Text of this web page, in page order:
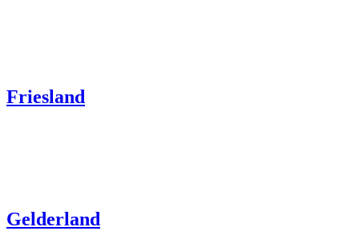
Friesland
Gelderland